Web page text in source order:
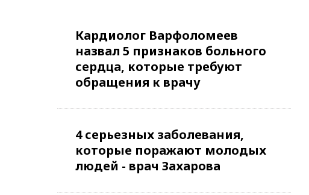
Кардиолог Варфоломеев
назвал 5 признаков больного
сердца, которые требуют
обращения к врачу
4 серьезных заболевания,
которые поражают молодых
людей - врач Захарова